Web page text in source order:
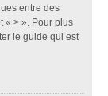
entre des
« > ». Pour plus
le guide qui est